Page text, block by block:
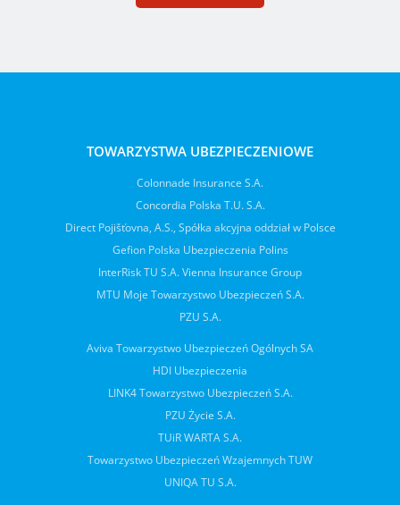
TOWARZYSTWA UBEZPIECZENIOWE
Colonnade Insurance S.A.
Concordia Polska T.U. S.A.
Direct Pojišťovna, A.S., Spółka akcyjna oddział w Polsce
Gefion Polska Ubezpieczenia Polins
InterRisk TU S.A. Vienna Insurance Group
MTU Moje Towarzystwo Ubezpieczeń S.A.
PZU S.A.
Aviva Towarzystwo Ubezpieczeń Ogólnych SA
HDI Ubezpieczenia
LINK4 Towarzystwo Ubezpieczeń S.A.
PZU Życie S.A.
TUiR WARTA S.A.
Towarzystwo Ubezpieczeń Wzajemnych TUW
UNIQA TU S.A.